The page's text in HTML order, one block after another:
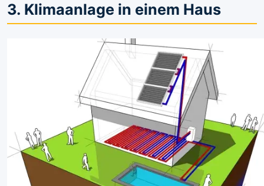
3. Klimaanlage in einem Haus